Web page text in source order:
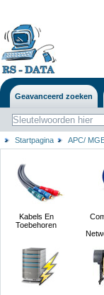
Geavanceerd zoeken
Startpagina APC/
Kabels En
Toebehoren